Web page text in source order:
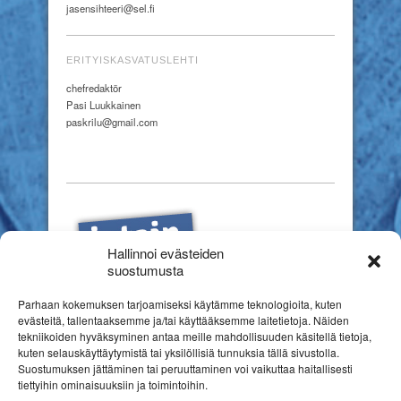
Hallinnoi evästeiden
suostumusta
Parhaan kokemuksen tarjoamiseksi käytämme teknologioita, kuten
evästeitä, tallentaaksemme ja/tai käyttääksemme laitetietoja. Näiden
tekniikoiden hyväksyminen antaa meille mahdollisuuden käsitellä tietoja,
kuten selauskäyttäytymistä tai yksilöllisiä tunnuksia tällä sivustolla.
Suostumuksen jättäminen tai peruuttaminen voi vaikuttaa haitallisesti
tiettyihin ominaisuuksiin ja toimintoihin.
jasensihteeri@sel.fi
ERITYISKASVATUSLEHTI
chefredaktör
Pasi Luukkainen
paskrilu@gmail.com